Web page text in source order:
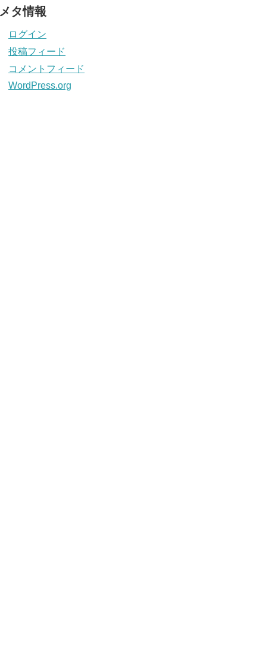
メタ情報
ログイン
投稿フィード
コメントフィード
WordPress.org